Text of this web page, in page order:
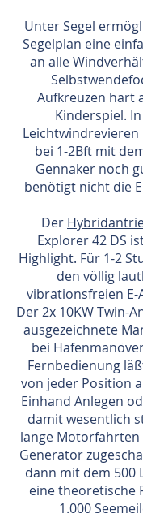
Unter Segel
Segelplan eine
an alle
Aufkreuzen hart
Kinderspiel.
Leichtwindrevieren
bei 1-2Bft mit
Gennaker noch
benötigt nicht die
Der
Explorer 42 DS
Highlight. Für 1-2
den völlig
vibrationsfreien
Der 2x 10KW Twin-
ausgezeichnete
bei
Fernbedienung
von jeder Position
Einhand Anlegen
damit wesentlich
lange Motorfahrten
Generator
dann mit dem 500
eine theoretische
1.000